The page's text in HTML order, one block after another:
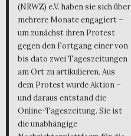
(NRWZ) e.V. haben sie sich über
mehrere Monate engagiert –
um zunächst ihren Protest
gegen den Fortgang einer von
bis dato zwei Tageszeitungen
am Ort zu artikulieren. Aus
dem Protest wurde Aktion –
und daraus entstand die
Online-Tageszeitung. Sie ist
die unabhängige